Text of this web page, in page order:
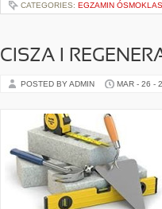
CATEGORIES: EGZAMIN
CISZA I
POSTED BY ADMIN MAR - 26 -